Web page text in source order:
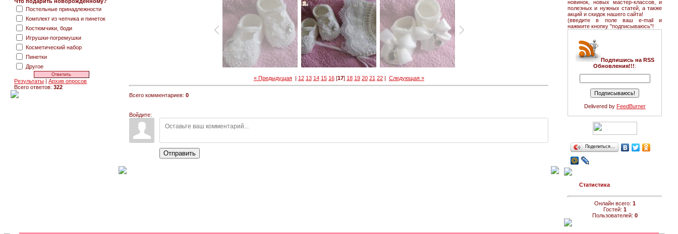
Постельные принадлежности
Комплект из чепчика и пинеток
Костюмчики, боди
Игрушки-погремушки
Косметический набор
Пинетки
Другое
Результаты |Архив опросов
Всего ответов:322
« Предыдущая| 12 13 14 15 16[17] 18 19 20 21 22| Следующая »
Всего комментариев:0
Войдите:
Отправить
новинок, новых мастер-классов, и
полезных и нужных статей, а также
акций и скидок нашего сайта!
(введите в поле ваш e-mail и
нажмите кнопку "подписываюсь"!
Подпишись на RSS
Обновления!!!:
Delivered by FeedBurner
Поделиться…
Статистика
Онлайн всего: 1
Гостей: 1
Пользователей: 0